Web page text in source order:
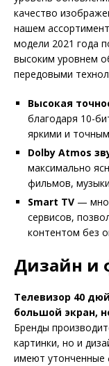
качество
нашем
модели 2021 года
высоким уровнем
передовыми
Высокая
благодаря 10-
яркими и
Dolby Atmos
максимально
фильмов,
Smart TV —
сервисов,
контентом без
Дизайн и
Телевизор 40
большой экран,
Бренды
картинки, но и
имеют утонченные